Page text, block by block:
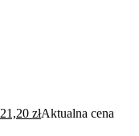
21,20złAktualna cena